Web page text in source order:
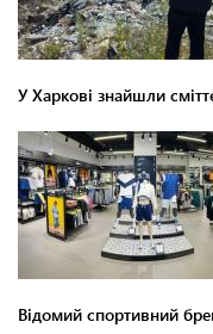
У Харкові знайшли
Відомий спортивний